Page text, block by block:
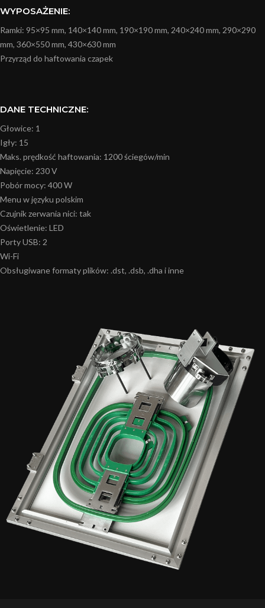
WYPOSAŻENIE:
Ramki: 95×95 mm, 140×140 mm, 190×190 mm, 240×240 mm, 290×290
mm, 360×550 mm, 430×630 mm
Przyrząd do haftowania czapek
DANE TECHNICZNE:
Głowice: 1
Igły: 15
Maks. prędkość haftowania: 1200 ściegów/min
Napięcie: 230 V
Pobór mocy: 400 W
Menu w języku polskim
Czujnik zerwania nici: tak
Oświetlenie: LED
Porty USB: 2
Wi-Fi
Obsługiwane formaty plików: .dst, .dsb, .dha i inne